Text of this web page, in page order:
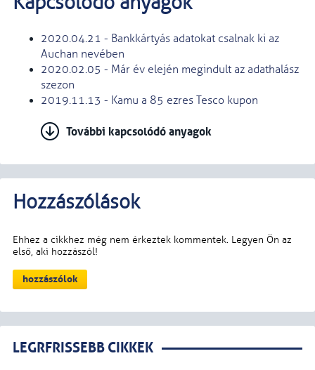
2020.04.21 - Bankkártyás adatokat csalnak ki az
Auchan nevében
2020.02.05 - Már év elején megindult az adathalász
szezon
2019.11.13 - Kamu a 85 ezres Tesco kupon
További kapcsolódó anyagok
LEGRFRISSEBB CIKKEK